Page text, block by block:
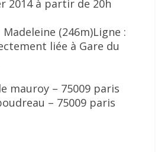
2014 à partir de 20h
Madeleine (246m)Ligne :
liée à Gare du
mauroy – 75009 paris
– 75009 paris